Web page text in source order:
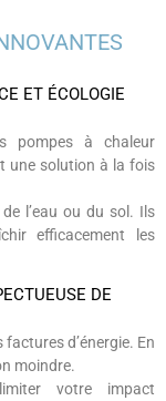
ET ÉCOLOGIE
pompes à chaleur
une solution à la fois
l’eau ou du sol. Ils
efficacement les
DE
d’énergie. En
moindre.
votre impact